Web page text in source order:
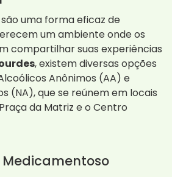
uma forma eficaz de
um ambiente onde os
compartilhar suas experiências
, existem diversas opções
Anônimos (AA) e
(NA), que se reúnem em locais
da Matriz e o Centro